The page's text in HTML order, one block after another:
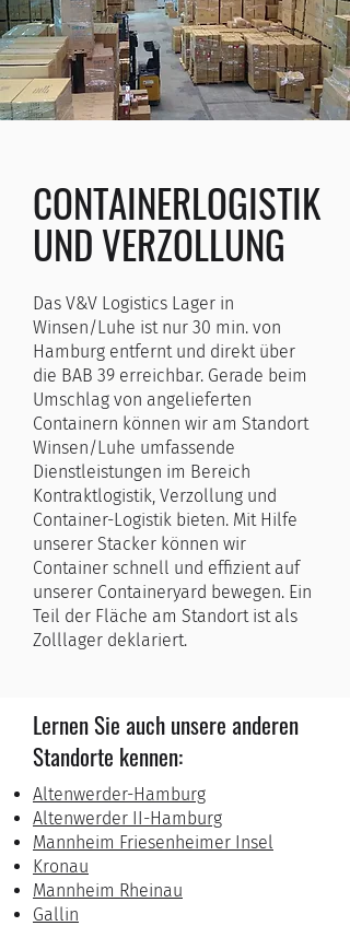
CONTAINERLOGISTIK
UND VERZOLLUNG
Das V&V Logistics Lager in
Winsen/Luhe ist nur 30 min. von
Hamburg entfernt und direkt über
die BAB 39 erreichbar. Gerade beim
Umschlag von angelieferten
Containern können wir am Standort
Winsen/Luhe umfassende
Dienstleistungen im Bereich
Kontraktlogistik, Verzollung und
Container-Logistik bieten. Mit Hilfe
unserer Stacker können wir
Container schnell und effizient auf
unserer Containeryard bewegen. Ein
Teil der Fläche am Standort ist als
Zolllager deklariert.
Lernen Sie auch unsere anderen
Standorte kennen:
Altenwerder-Hamburg
Altenwerder II-Hamburg
Mannheim Friesenheimer Insel
Kronau
Mannheim Rheinau
Gallin